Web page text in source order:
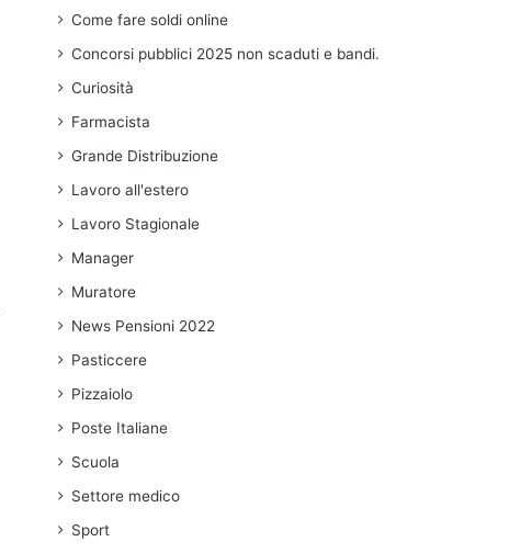
Come fare soldi online
Concorsi pubblici 2025 non scaduti e bandi.
Curiosità
Farmacista
Grande Distribuzione
Lavoro all'estero
Lavoro Stagionale
Manager
Muratore
News Pensioni 2022
Pasticcere
Pizzaiolo
Poste Italiane
Scuola
Settore medico
Sport